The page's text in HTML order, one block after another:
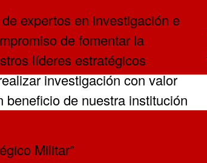
expertos en investigación e
de fomentar la
líderes estratégicos
investigación con valor
de nuestra institución
Militar”